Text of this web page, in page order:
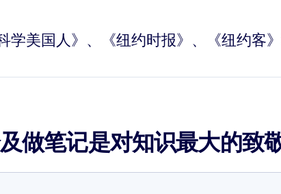
学美国人》、《纽约时报》、《纽约客
做笔记是对知识最大的致